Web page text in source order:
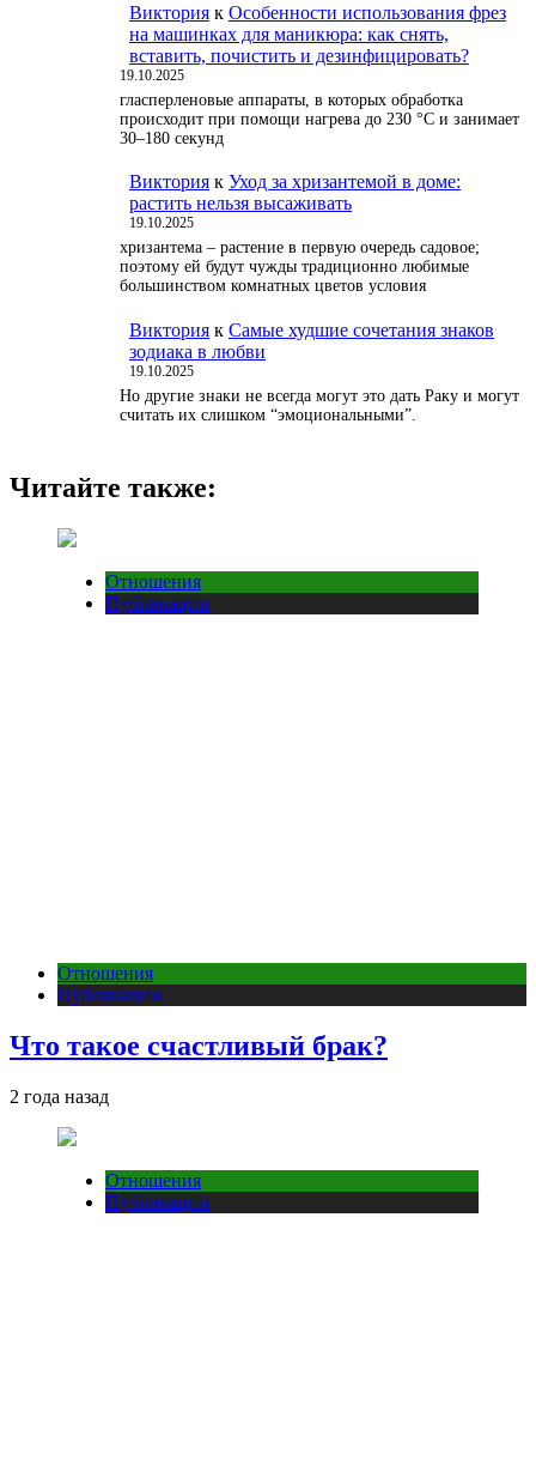
Виктория к Особенности использования фрез
на машинках для маникюра: как снять,
вставить, почистить и дезинфицировать?
19.10.2025
гласперленовые аппараты, в которых обработка
происходит при помощи нагрева до 230 °С и занимает
30–180 секунд
Виктория к Уход за хризантемой в доме:
растить нельзя высаживать
19.10.2025
хризантема – растение в первую очередь садовое;
поэтому ей будут чужды традиционно любимые
большинством комнатных цветов условия
Виктория к Самые худшие сочетания знаков
зодиака в любви
19.10.2025
Но другие знаки не всегда могут это дать Раку и могут
считать их слишком “эмоциональными”.
Читайте также:
Отношения
Публикации
Отношения
Публикации
Что такое счастливый брак?
2 года назад
Отношения
Публикации